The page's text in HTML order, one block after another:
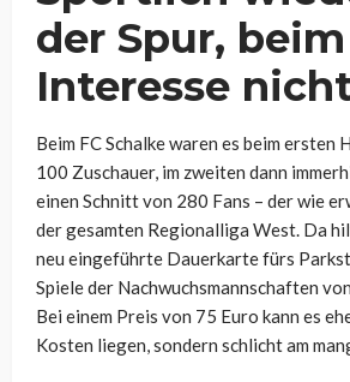
der Spur,
Interesse
Beim FC Schalke waren es beim ersten
100 Zuschauer, im zweiten dann
einen Schnitt von 280 Fans – der wie
der gesamten Regionalliga West. Da
neu eingeführte Dauerkarte fürs
Spiele der Nachwuchsmannschaften
Bei einem Preis von 75 Euro kann es
Kosten liegen, sondern schlicht am